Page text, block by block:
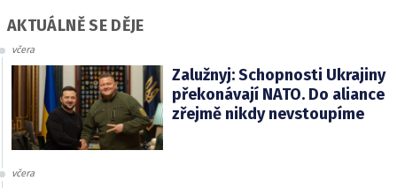
AKTUÁLNĚ SE DĚJE
včera
Zalužnyj: Schopnosti Ukrajiny
překonávají NATO. Do aliance
zřejmě nikdy nevstoupíme
včera